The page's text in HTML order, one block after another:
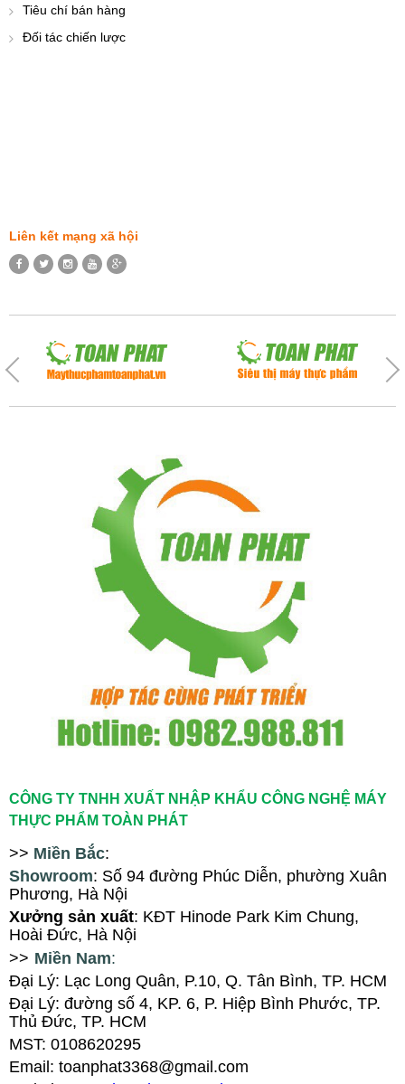
Tiêu chí bán hàng
Đối tác chiến lược
Liên kết mạng xã hội
CÔNG TY TNHH XUẤT NHẬP KHẨU CÔNG NGHỆ MÁY
THỰC PHẨM TOÀN PHÁT
>> Miền Bắc:
Showroom: Số 94 đường Phúc Diễn, phường Xuân
Phương, Hà Nội
Xưởng sản xuất: KĐT Hinode Park Kim Chung,
Hoài Đức, Hà Nội
>> Miền Nam:
Đại Lý: Lạc Long Quân, P.10, Q. Tân Bình, TP. HCM
Đại Lý: đường số 4, KP. 6, P. Hiệp Bình Phước, TP.
Thủ Đức, TP. HCM
MST: 0108620295
Email: toanphat3368@gmail.com